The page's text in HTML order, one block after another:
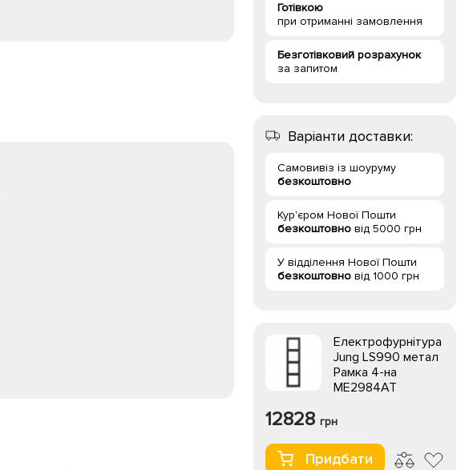
Готівкою
при отриманні замовлення
Безготівковий розрахунок
за запитом
Варіанти доставки:
Самовивіз із шоуруму
безкоштовно
Кур'єром Нової Пошти
безкоштовно від 5000 грн
У відділення Нової Пошти
безкоштовно від 1000 грн
Електрофурнітура
Jung LS990 метал
Рамка 4-на
ME2984AT
12828 грн
Придбати